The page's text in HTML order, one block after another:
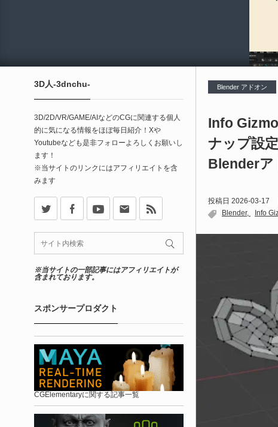
Blender アドオン
Info
ナップ設
Blenderア
投稿日 2026-03-17
Blender
Info
3D人-3dnchu-
3D/2D/VR/GAME/AIなどのCGに関連する個人
的に気になる情報をほぼ毎日紹介！Xや
Youtubeなども是非フォローよろしくお願いし
ます！
※当サイトのリンクにはアフィリエイトを含
みます
※当サイトの一部記事にはアフィリエイトが
含まれております。
スポンサープロダクト
CGElementaryに関する記事一覧